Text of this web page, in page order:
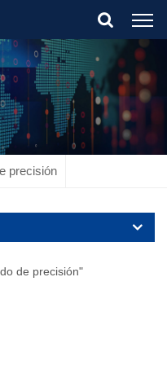
For?
precisión
de precisión"